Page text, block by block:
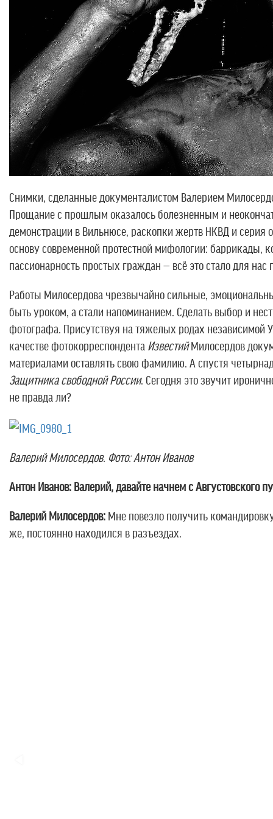
Снимки, сделанные документалистом Валерием
Прощание с прошлым оказалось болезненным и
демонстрации в Вильнюсе, раскопки жертв НКВД и
основу современной протестной мифологии: баррикады,
пассионарность простых граждан — всё это стало для
Работы Милосердова чрезвычайно сильные,
быть уроком, а стали напоминанием. Сделать выбор и
фотографа. Присутствуя на тяжелых родах независимой
качестве фотокорреспондента ИзвестийМилосердов
материалами оставлять свою фамилию. А спустя
Защитника свободной России. Сегодня это звучит
не правда ли?
Валерий Милосердов. Фото: Антон Иванов
Антон Иванов: Валерий, давайте начнем с Августовского
Валерий Милосердов: Мне повезло получить
же, постоянно находился в разъездах.